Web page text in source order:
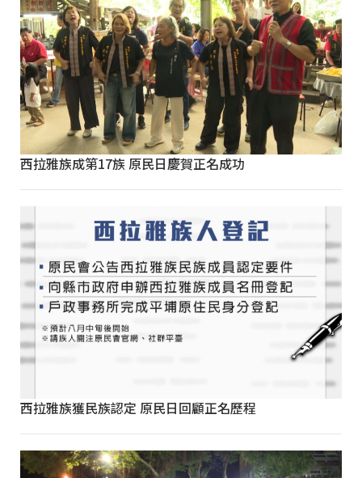
西拉雅族成第17族 原民日慶賀正名成功
西拉雅族獲民族認定 原民日回顧正名歷程